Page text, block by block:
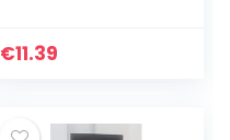
miniatuur
€11.39